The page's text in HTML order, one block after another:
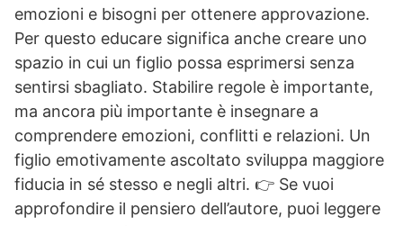
emozioni e bisogni per ottenere approvazione.
Per questo educare significa anche creare uno
spazio in cui un figlio possa esprimersi senza
sentirsi sbagliato. Stabilire regole è importante,
ma ancora più importante è insegnare a
comprendere emozioni, conflitti e relazioni. Un
figlio emotivamente ascoltato sviluppa maggiore
fiducia in sé stesso e negli altri. 👉 Se vuoi
approfondire il pensiero dell’autore, puoi leggere